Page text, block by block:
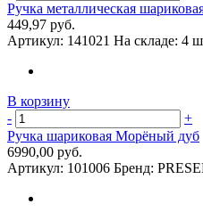
Ручка металлическая
449,97 руб.
Артикул: 141021 На складе: 4
В корзину
-
+
Ручка шариковая Морёный дуб
6990,00 руб.
Артикул: 101006 Бренд: